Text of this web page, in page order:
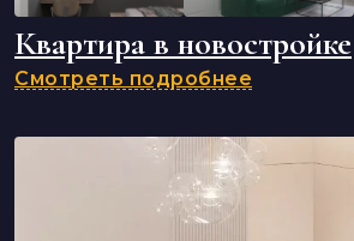
Квартира в новостройке
Смотреть подробнее